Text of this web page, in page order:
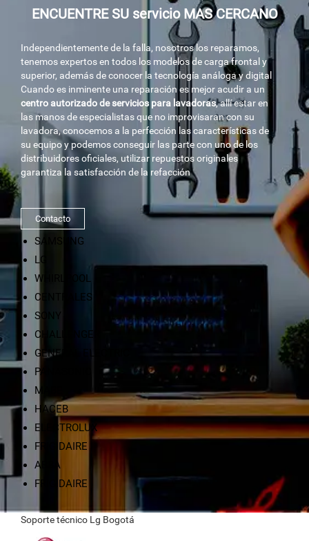
ENCUENTRE SU servicio MAS CERCANO
Independientemente de la falla, nosotros los reparamos,
tenemos expertos en todos los modelos de carga frontal y
superior, además de conocer la tecnología análoga y digital
Cuando es inminente una reparación es mejor acudir a un
centro autorizado de servicios para lavadoras, allí estar en
las manos de especialistas que no improvisaran con su
lavadora, conocemos a la perfección las características de
su equipo y podemos conseguir las parte con uno de los
distribuidores oficiales, utilizar repuestos originales
garantiza la satisfacción de la refacción
Contacto
SAMSUNG
LG
WHIRLPOOL
CENTRALES
SONY
CHALLENGER
GENERAL ELECTRIC
PANASONIC
MABE
HACEB
ELECTROLUX
FRIGIDAIRE
ABBA
FRIGIDAIRE
Soporte técnico Lg Bogotá